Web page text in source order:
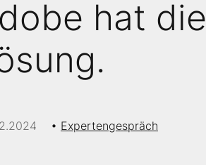
hat die
Expertengespräch